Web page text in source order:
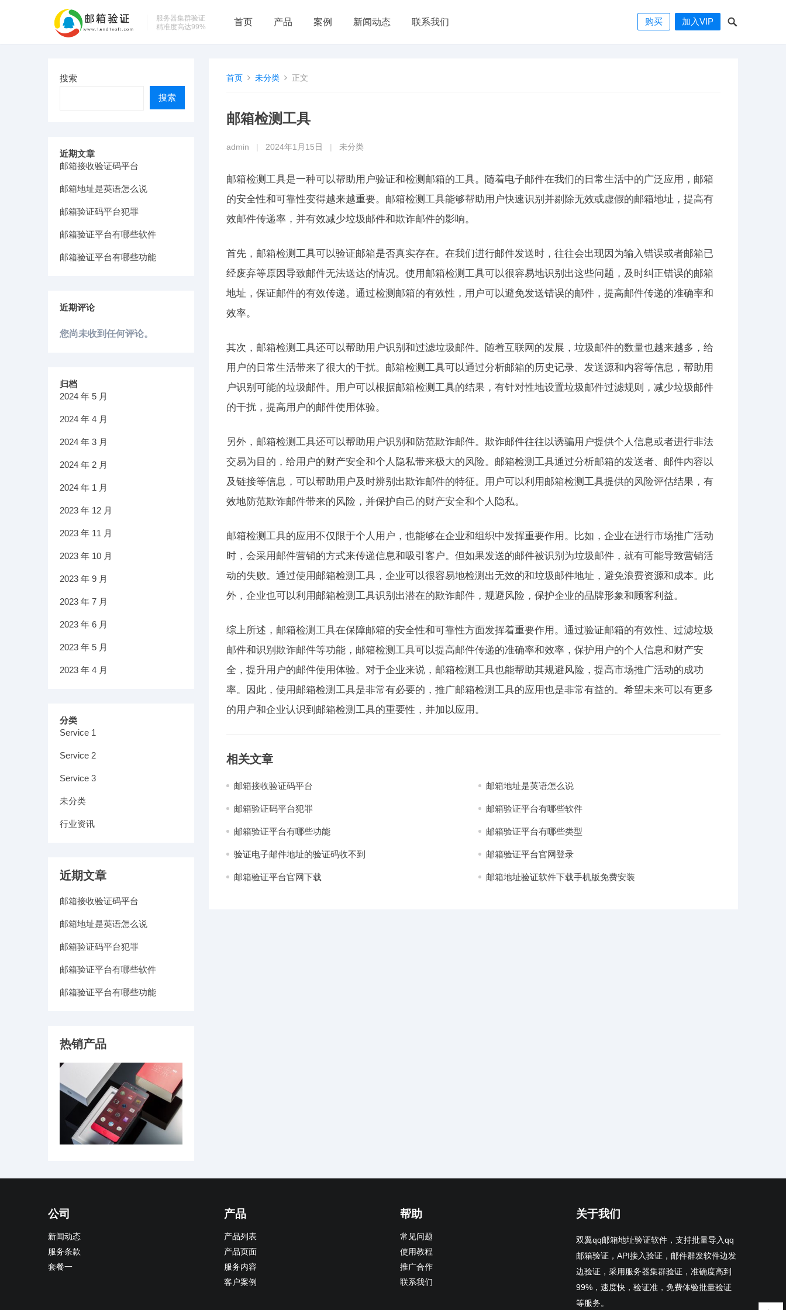
服务器集群验证
精准度高达99%
首页 产品 案例 新闻动态 联系我们 购买 加入VIP
首页 未分类 正文
邮箱检测工具
admin 2024年1月15日 未分类
邮箱检测工具是一种可以帮助用户验证和检测邮箱的工具。随着电子邮件在我们的日常生活中的广泛应用，邮箱
的安全性和可靠性变得越来越重要。邮箱检测工具能够帮助用户快速识别并剔除无效或虚假的邮箱地址，提高有
效邮件传递率，并有效减少垃圾邮件和欺诈邮件的影响。
首先，邮箱检测工具可以验证邮箱是否真实存在。在我们进行邮件发送时，往往会出现因为输入错误或者邮箱已
经废弃等原因导致邮件无法送达的情况。使用邮箱检测工具可以很容易地识别出这些问题，及时纠正错误的邮箱
地址，保证邮件的有效传递。通过检测邮箱的有效性，用户可以避免发送错误的邮件，提高邮件传递的准确率和
效率。
其次，邮箱检测工具还可以帮助用户识别和过滤垃圾邮件。随着互联网的发展，垃圾邮件的数量也越来越多，给
用户的日常生活带来了很大的干扰。邮箱检测工具可以通过分析邮箱的历史记录、发送源和内容等信息，帮助用
户识别可能的垃圾邮件。用户可以根据邮箱检测工具的结果，有针对性地设置垃圾邮件过滤规则，减少垃圾邮件
的干扰，提高用户的邮件使用体验。
另外，邮箱检测工具还可以帮助用户识别和防范欺诈邮件。欺诈邮件往往以诱骗用户提供个人信息或者进行非法
交易为目的，给用户的财产安全和个人隐私带来极大的风险。邮箱检测工具通过分析邮箱的发送者、邮件内容以
及链接等信息，可以帮助用户及时辨别出欺诈邮件的特征。用户可以利用邮箱检测工具提供的风险评估结果，有
效地防范欺诈邮件带来的风险，并保护自己的财产安全和个人隐私。
邮箱检测工具的应用不仅限于个人用户，也能够在企业和组织中发挥重要作用。比如，企业在进行市场推广活动
时，会采用邮件营销的方式来传递信息和吸引客户。但如果发送的邮件被识别为垃圾邮件，就有可能导致营销活
动的失败。通过使用邮箱检测工具，企业可以很容易地检测出无效的和垃圾邮件地址，避免浪费资源和成本。此
外，企业也可以利用邮箱检测工具识别出潜在的欺诈邮件，规避风险，保护企业的品牌形象和顾客利益。
综上所述，邮箱检测工具在保障邮箱的安全性和可靠性方面发挥着重要作用。通过验证邮箱的有效性、过滤垃圾
邮件和识别欺诈邮件等功能，邮箱检测工具可以提高邮件传递的准确率和效率，保护用户的个人信息和财产安
全，提升用户的邮件使用体验。对于企业来说，邮箱检测工具也能帮助其规避风险，提高市场推广活动的成功
率。因此，使用邮箱检测工具是非常有必要的，推广邮箱检测工具的应用也是非常有益的。希望未来可以有更多
的用户和企业认识到邮箱检测工具的重要性，并加以应用。
相关文章
邮箱接收验证码平台 邮箱地址是英语怎么说
邮箱验证码平台犯罪 邮箱验证平台有哪些软件
邮箱验证平台有哪些功能 邮箱验证平台有哪些类型
验证电子邮件地址的验证码收不到 邮箱验证平台官网登录
邮箱验证平台官网下载 邮箱地址验证软件下载手机版免费安装
搜索
搜索
近期文章
邮箱接收验证码平台
邮箱地址是英语怎么说
邮箱验证码平台犯罪
邮箱验证平台有哪些软件
邮箱验证平台有哪些功能
近期评论
您尚未收到任何评论。
归档
2024 年 5 月
2024 年 4 月
2024 年 3 月
2024 年 2 月
2024 年 1 月
2023 年 12 月
2023 年 11 月
2023 年 10 月
2023 年 9 月
2023 年 7 月
2023 年 6 月
2023 年 5 月
2023 年 4 月
分类
Service 1
Service 2
Service 3
未分类
行业资讯
近期文章
邮箱接收验证码平台
邮箱地址是英语怎么说
邮箱验证码平台犯罪
邮箱验证平台有哪些软件
邮箱验证平台有哪些功能
热销产品
公司
新闻动态
服务条款
套餐一
产品
产品列表
产品页面
服务内容
客户案例
帮助
常见问题
使用教程
推广合作
联系我们
关于我们
双翼qq邮箱地址验证软件，支持批量导入qq
邮箱验证，API接入验证，邮件群发软件边发
边验证，采用服务器集群验证，准确度高到
99%，速度快，验证准，免费体验批量验证
等服务。